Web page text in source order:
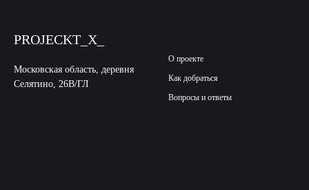
Если вы ведёте себя неуважительно, или кто-то
из членов команды ведёт себя неуважительно
по отношению к администратору (грубит, что-то
запрещает, проявляет пассивную агрессию,
PROJECKT_X_
Московская область, деревня
Селятино, 26В/ГЛ
О проекте
Как добраться
Вопросы и ответы